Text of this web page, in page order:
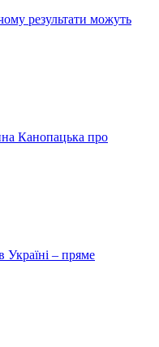
результати можуть
Канопацька про
Україні – пряме